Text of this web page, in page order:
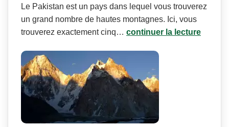
Le Pakistan est un pays dans lequel vous trouverez
un grand nombre de hautes montagnes. Ici, vous
trouverez exactement cinq… continuer la lecture